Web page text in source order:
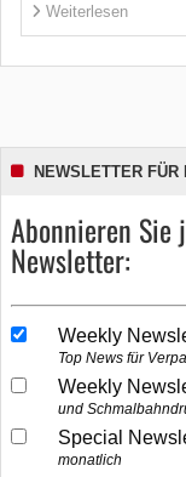
Weiterlesen
NEWSLETTER FÜR
Abonnieren
Newsletter:
Weekly
Top News für
Weekly
und
Special
monatlich